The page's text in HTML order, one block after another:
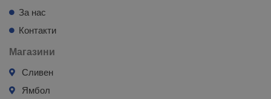
За нас
Контакти
Магазини
Сливен
Ямбол